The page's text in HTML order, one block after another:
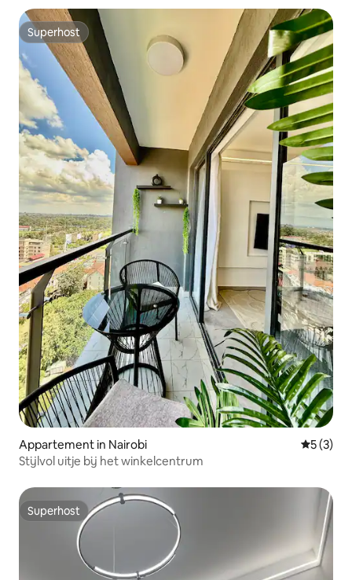
Superhost
Superhost
Appartement in Nairobi
5 (3)
Stijlvol uitje bij het winkelcentrum
Superhost
Superhost